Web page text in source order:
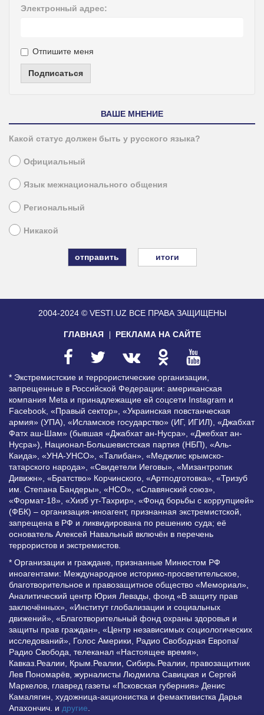
Электронный адрес:
Отпишите меня
Подписаться
ВАШЕ МНЕНИЕ
Какой статус должен быть у русского языка?
Официальный
Язык межнационального общения
Региональный
Никакой
итоги
2004-2024 © VESTI.UZ ВСЕ ПРАВА ЗАЩИЩЕНЫ
ГЛАВНАЯ РЕКЛАМА НА САЙТЕ
* Экстремистские и террористические организации,
запрещенные в Российской Федерации: американская
компания Meta и принадлежащие ей соцсети Instagram и
Facebook, «Правый сектор», «Украинская повстанческая
армия» (УПА), «Исламское государство» (ИГ, ИГИЛ), «Джабхат
Фатх аш-Шам» (бывшая «Джабхат ан-Нусра», «Джебхат ан-
Нусра»), Национал-Большевистская партия (НБП), «Аль-
Каида», «УНА-УНСО», «Талибан», «Меджлис крымско-
татарского народа», «Свидетели Иеговы», «Мизантропик
Дивижн», «Братство» Корчинского, «Артподготовка», «Тризуб
им. Степана Бандеры», «НСО», «Славянский союз»,
«Формат-18», «Хизб ут-Тахрир», «Фонд борьбы с коррупцией»
(ФБК) – организация-иноагент, признанная экстремистской,
запрещена в РФ и ликвидирована по решению суда; её
основатель Алексей Навальный включён в перечень
террористов и экстремистов.
* Организации и граждане, признанные Минюстом РФ
иноагентами: Международное историко-просветительское,
благотворительное и правозащитное общество «Мемориал»,
Аналитический центр Юрия Левады, фонд «В защиту прав
заключённых», «Институт глобализации и социальных
движений», «Благотворительный фонд охраны здоровья и
защиты прав граждан», «Центр независимых социологических
исследований», Голос Америки, Радио Свободная Европа/
Радио Свобода, телеканал «Настоящее время»,
Кавказ.Реалии, Крым.Реалии, Сибирь.Реалии, правозащитник
Лев Пономарёв, журналисты Людмила Савицкая и Сергей
Маркелов, главред газеты «Псковская губерния» Денис
Камалягин, художница-акционистка и фемактивистка Дарья
Апахончич. и другие